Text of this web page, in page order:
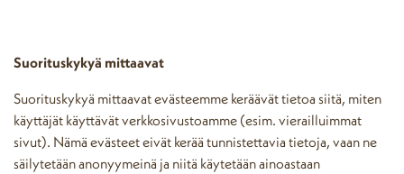
Suorituskykyä mittaavat
Suorituskykyä mittaavat evästeemme keräävät tietoa siitä, miten
käyttäjät käyttävät verkkosivustoamme (esim. vierailluimmat
sivut). Nämä evästeet eivät kerää tunnistettavia tietoja, vaan ne
säilytetään anonyymeinä ja niitä käytetään ainoastaan